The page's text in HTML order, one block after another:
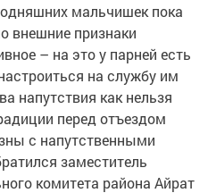
мальчишек пока
внешние признаки
– на это у парней есть
на службу им
напутствия как нельзя
перед отъездом
с напутственными
заместитель
комитета района Айрат